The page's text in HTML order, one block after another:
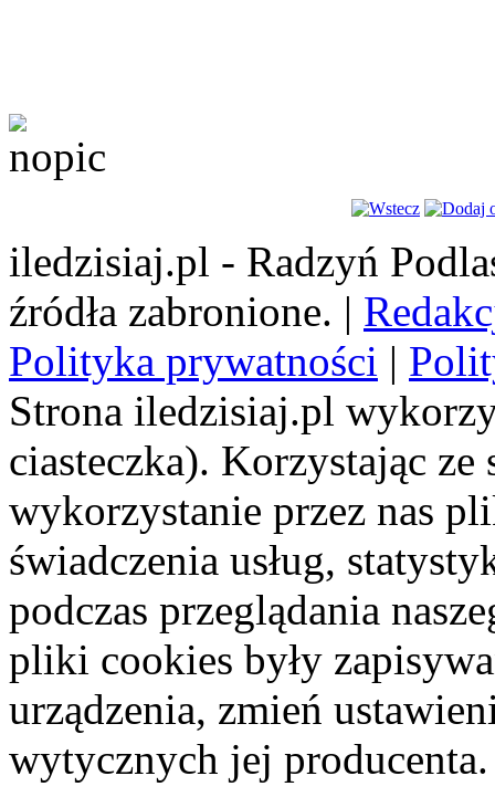
iledzisiaj.pl - Radzyń
źródła zabronione. |
Polityka prywatności |
Strona iledzisiaj.pl
ciasteczka). Korzystając
wykorzystanie przez nas
świadczenia usług,
podczas przeglądania
pliki cookies były
urządzenia, zmień
wytycznych jej producenta.